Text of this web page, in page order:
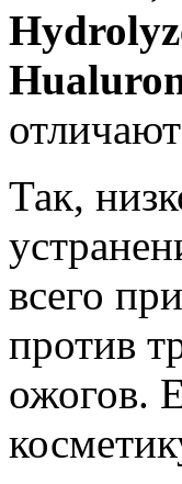
Так,
всего
против
ожогов.